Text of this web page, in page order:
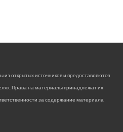
открытых источников и предоставляются
Права на материалы принадлежат их
за содержание материала